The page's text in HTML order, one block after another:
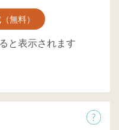
無料）
と表示されます